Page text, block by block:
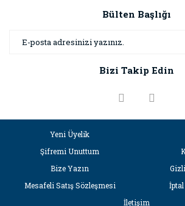
Bülten Başlığı
Bizi Takip Edin
Yeni Üyelik
Şifremi Unuttum
Bize Yazın
Mesafeli Satış Sözleşmesi
İptal
İletişim